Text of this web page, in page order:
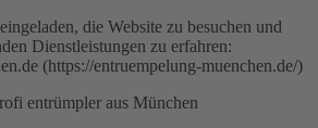
die Website zu besuchen und
Dienstleistungen zu erfahren:
(https://entruempelung-muenchen.de/)
entrümpler aus München